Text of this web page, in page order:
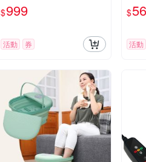
$999
活動 券
$
活動